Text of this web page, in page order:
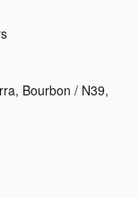
Bourbon / N39,